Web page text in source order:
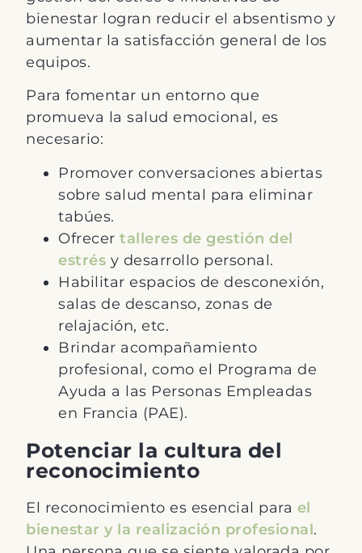
bienestar logran reducir el absentismo y
aumentar la satisfacción general de los
equipos.
Para fomentar un entorno que
promueva la salud emocional, es
necesario:
Promover conversaciones abiertas
sobre salud mental para eliminar
tabúes.
Ofrecertalleres de gestión del
estrés y desarrollo personal.
Habilitar espacios de desconexión,
salas de descanso, zonas de
relajación, etc.
Brindar acompañamiento
profesional, como el Programa de
Ayuda a las Personas Empleadas
en Francia (PAE).
Potenciar la cultura del
reconocimiento
El reconocimiento es esencial para el
bienestar y la realización profesional.